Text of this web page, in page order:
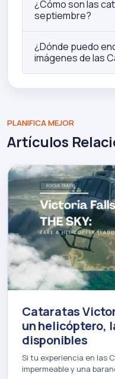
¿Cómo son las
septiembre?
¿Dónde puedo
imágenes de las
PLANIFICA MEJOR
Artículos
Cataratas
un helicóptero,
disponibles
Si tu experiencia en las
impermeable y una